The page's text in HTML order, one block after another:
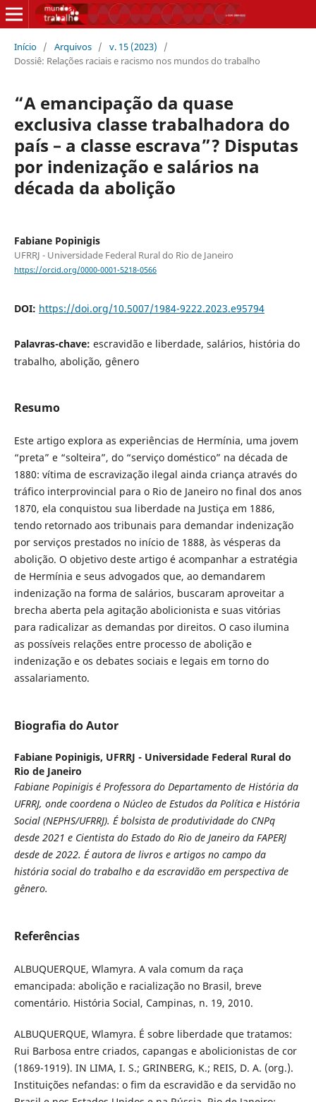
Início / Arquivos / v. 15 (2023)
/
Dossiê: Relações raciais e racismo nos mundos do trabalho
“A emancipação da quase
exclusiva classe trabalhadora do
país – a classe escrava”? Disputas
por indenização e salários na
década da abolição
Fabiane Popinigis
UFRRJ - Universidade Federal Rural do Rio de Janeiro
https://orcid.org/0000-0001-5218-0566
DOI: https://doi.org/10.5007/1984-9222.2023.e95794
Palavras-chave: escravidão e liberdade, salários, história do
trabalho, abolição, gênero
Resumo
Este artigo explora as experiências de Hermínia, uma jovem
“preta” e “solteira”, do “serviço doméstico” na década de
1880: vítima de escravização ilegal ainda criança através do
tráfico interprovincial para o Rio de Janeiro no final dos anos
1870, ela conquistou sua liberdade na Justiça em 1886,
tendo retornado aos tribunais para demandar indenização
por serviços prestados no início de 1888, às vésperas da
abolição. O objetivo deste artigo é acompanhar a estratégia
de Hermínia e seus advogados que, ao demandarem
indenização na forma de salários, buscaram aproveitar a
brecha aberta pela agitação abolicionista e suas vitórias
para radicalizar as demandas por direitos. O caso ilumina
as possíveis relações entre processo de abolição e
indenização e os debates sociais e legais em torno do
assalariamento.
Biografia do Autor
Fabiane Popinigis, UFRRJ - Universidade Federal Rural do
Rio de Janeiro
Fabiane Popinigis é Professora do Departamento de História da
UFRRJ, onde coordena o Núcleo de Estudos da Política e História
Social (NEPHS/UFRRJ). É bolsista de produtividade do CNPq
desde 2021 e Cientista do Estado do Rio de Janeiro da FAPERJ
desde de 2022. É autora de livros e artigos no campo da
história social do trabalho e da escravidão em perspectiva de
gênero.
Referências
ALBUQUERQUE, Wlamyra. A vala comum da raça
emancipada: abolição e racialização no Brasil, breve
comentário. História Social, Campinas, n. 19, 2010.
ALBUQUERQUE, Wlamyra. É sobre liberdade que tratamos:
Rui Barbosa entre criados, capangas e abolicionistas de cor
(1869-1919). IN LIMA, I. S.; GRINBERG, K.; REIS, D. A. (org.).
Instituições nefandas: o fim da escravidão e da servidão no